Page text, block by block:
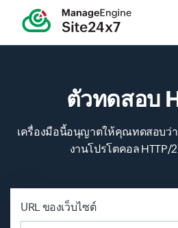
ตัวทดสอบ
เครื่องมือนี้อนุญาตให้คุณทดสอบว่า
งานโปรโตคอล HTTP/
Input field
Input field
Input field
URL ของเว็บไซต์